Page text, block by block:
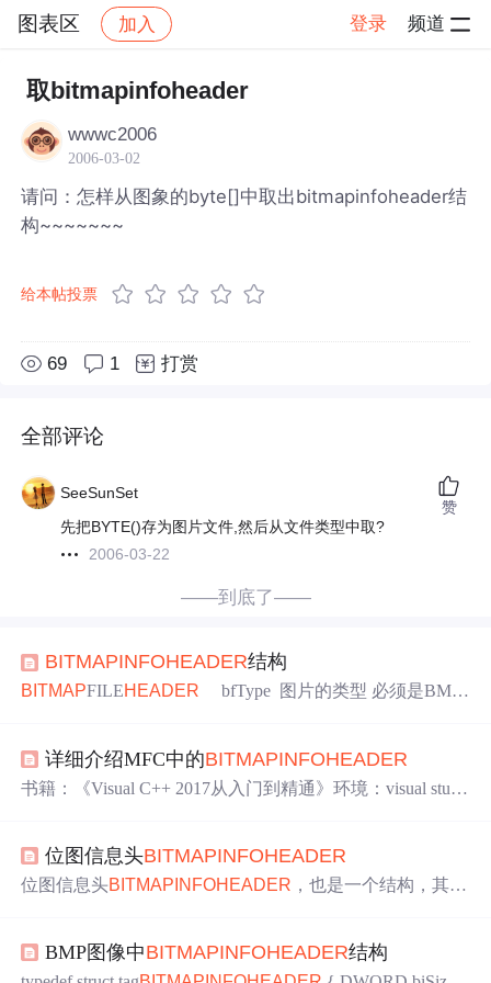
图表区 加入 登录 频道
社区 图表区 帖子详情
取bitmapinfoheader
wwwc2006
2006-03-02
请问：怎样从图象的byte[]中取出bitmapinfoheader结
构~~~~~~~
给本帖投票
69 1 打赏
全部评论
SeeSunSet
先把BYTE()存为图片文件,然后从文件类型中取?
2006-03-22
赞
——到底了——
BITMAPINFOHEADER结构
BITMAPFILEHEADER
的大小，bfOffBits + 长 X 宽 X 位数 例如对于128X128X24
位的图像 bfSize=128X128X2
详细介绍MFC中的BITMAPINFOHEADER
书籍：《Visual C++ 2017从入门到精通》环境：visual studi
位图信息头BITMAPINFOHEADER
位图信息头BITMAP INFOHEADER ，也是一个结构，其定
WORD biBitCount DWORD biCompression; DWORD biSizeI
mage; LONG bi
BMP图像中BITMAPINFOHEADER结构